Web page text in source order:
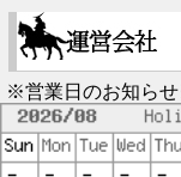
※営業日のお知ら